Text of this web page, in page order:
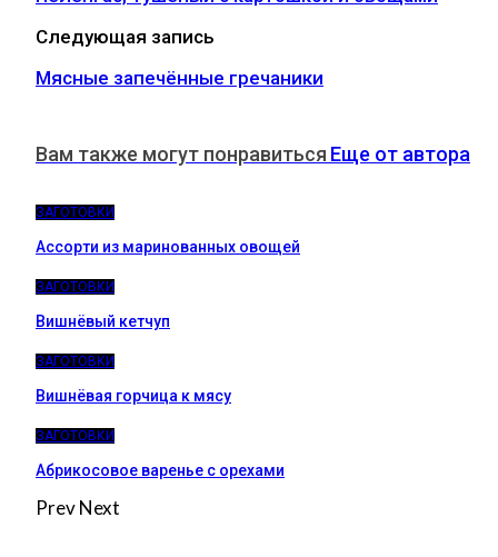
Следующая запись
Мясные запечённые гречаники
Вам также могут понравиться Еще от автора
ЗАГОТОВКИ
Ассорти из маринованных овощей
ЗАГОТОВКИ
Вишнёвый кетчуп
ЗАГОТОВКИ
Вишнёвая горчица к мясу
ЗАГОТОВКИ
Абрикосовое варенье с орехами
PrevNext